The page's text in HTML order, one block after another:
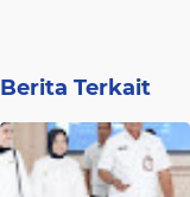
Berita Terkait